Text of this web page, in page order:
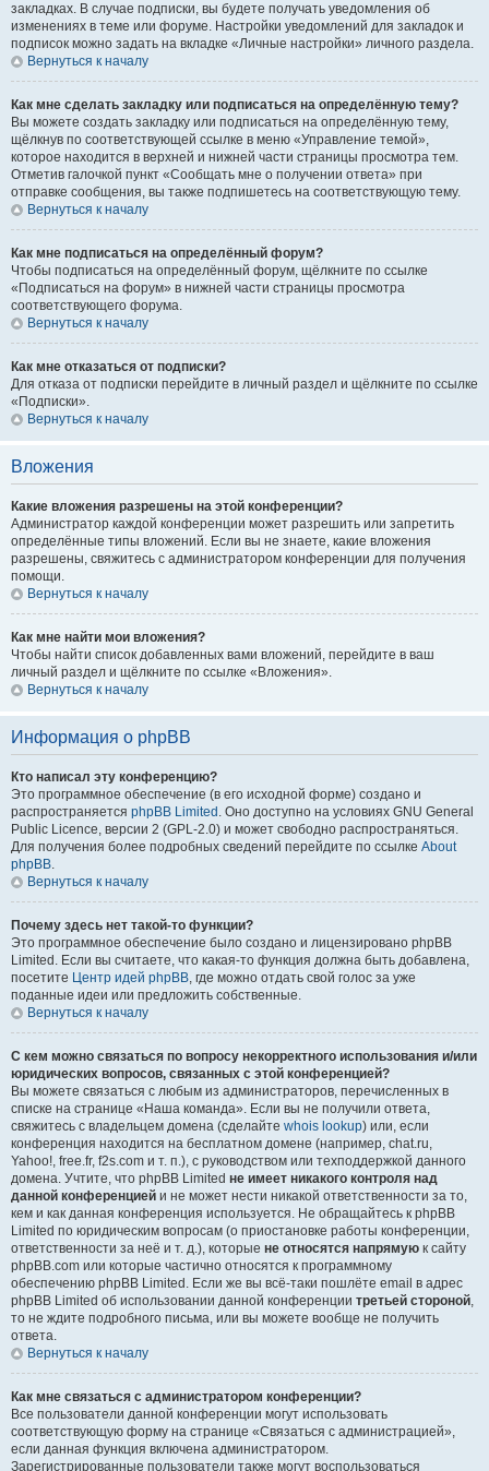
закладках. В случае подписки, вы будете получать уведомления об
изменениях в теме или форуме. Настройки уведомлений для закладок и
подписок можно задать на вкладке «Личные настройки» личного раздела.
Вернуться к началу
Как мне сделать закладку или подписаться на определённую тему?
Вы можете создать закладку или подписаться на определённую тему,
щёлкнув по соответствующей ссылке в меню «Управление темой»,
которое находится в верхней и нижней части страницы просмотра тем.
Отметив галочкой пункт «Сообщать мне о получении ответа» при
отправке сообщения, вы также подпишетесь на соответствующую тему.
Вернуться к началу
Как мне подписаться на определённый форум?
Чтобы подписаться на определённый форум, щёлкните по ссылке
«Подписаться на форум» в нижней части страницы просмотра
соответствующего форума.
Вернуться к началу
Как мне отказаться от подписки?
Для отказа от подписки перейдите в личный раздел и щёлкните по ссылке
«Подписки».
Вернуться к началу
Вложения
Какие вложения разрешены на этой конференции?
Администратор каждой конференции может разрешить или запретить
определённые типы вложений. Если вы не знаете, какие вложения
разрешены, свяжитесь с администратором конференции для получения
помощи.
Вернуться к началу
Как мне найти мои вложения?
Чтобы найти список добавленных вами вложений, перейдите в ваш
личный раздел и щёлкните по ссылке «Вложения».
Вернуться к началу
Информация о phpBB
Кто написал эту конференцию?
Это программное обеспечение (в его исходной форме) создано и
распространяется phpBB Limited . Оно доступно на условиях GNU General
Public Licence, версии 2 (GPL-2.0) и может свободно распространяться.
Для получения более подробных сведений перейдите по ссылке About
phpBB.
Вернуться к началу
Почему здесь нет такой-то функции?
Это программное обеспечение было создано и лицензировано phpBB
Limited. Если вы считаете, что какая-то функция должна быть добавлена,
посетите Центр идей phpBB, где можно отдать свой голос за уже
поданные идеи или предложить собственные.
Вернуться к началу
С кем можно связаться по вопросу некорректного использования и/или
юридических вопросов, связанных с этой конференцией?
Вы можете связаться с любым из администраторов, перечисленных в
списке на странице «Наша команда». Если вы не получили ответа,
свяжитесь с владельцем домена (сделайте whois lookup) или, если
конференция находится на бесплатном домене (например, chat.ru,
Yahoo!, free.fr, f2s.com и т. п.), с руководством или техподдержкой данного
домена. Учтите, что phpBB Limited не имеет никакого контроля над
данной конференцией и не может нести никакой ответственности за то,
кем и как данная конференция используется. Не обращайтесь к phpBB
Limited по юридическим вопросам (о приостановке работы конференции,
ответственности за неё и т. д.), которые не относятся напрямую к сайту
phpBB.com или которые частично относятся к программному
обеспечению phpBB Limited. Если же вы всё-таки пошлёте email в адрес
phpBB Limited об использовании данной конференции третьей стороной,
то не ждите подробного письма, или вы можете вообще не получить
ответа.
Вернуться к началу
Как мне связаться с администратором конференции?
Все пользователи данной конференции могут использовать
соответствующую форму на странице «Связаться с администрацией»,
если данная функция включена администратором.
Зарегистрированные пользователи также могут воспользоваться